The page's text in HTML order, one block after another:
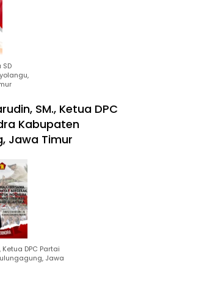
SD
SM., Ketua DPC
Kabupaten
Jawa Timur
DPC Partai
Jawa